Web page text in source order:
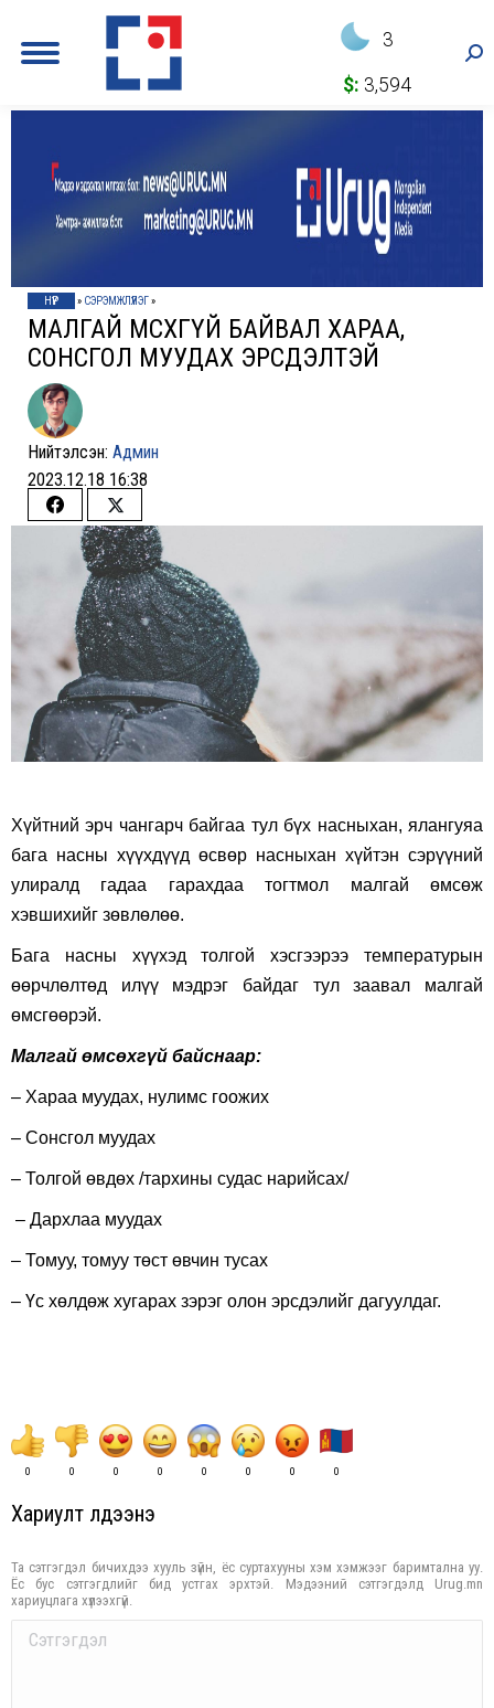
3
$: 3,594
НҮҮР » СЭРЭМЖЛҮҮЛЭГ»
МАЛГАЙ ӨМСӨХГҮЙ БАЙВАЛ ХАРАА,
СОНСГОЛ МУУДАХ ЭРСДЭЛТЭЙ
Нийтэлсэн: Админ
2023.12.18 16:38
Share
Facebook
Share
on
Twitter
Хүйтний эрч чангарч байгаа тул бүх насныхан, ялангуяа
бага насны хүүхдүүд өсвөр насныхан хүйтэн сэрүүний
улиралд гадаа гарахдаа тогтмол малгай өмсөж
хэвшихийг зөвлөлөө.
Бага насны хүүхэд толгой хэсгээрээ температурын
өөрчлөлтөд илүү мэдрэг байдаг тул заавал малгай
өмсгөөрэй.
Малгай өмсөхгүй байснаар:
– Хараа муудах, нулимс гоожих
– Сонсгол муудах
– Толгой өвдөх /тархины судас нарийсах/
– Дархлаа муудах
– Томуу, томуу төст өвчин тусах
– Үс хөлдөж хугарах зэрэг олон эрсдэлийг дагуулдаг.
0 0 0 0 0 0 0 0
Хариулт үлдээнэ үү
Та сэтгэгдэл бичихдээ хууль зүйн, ёс суртахууны хэм хэмжээг баримтална уу.
Ёс бус сэтгэгдлийг бид устгах эрхтэй. Мэдээний сэтгэгдэлд Urug.mn
хариуцлага хүлээхгүй.
Comment